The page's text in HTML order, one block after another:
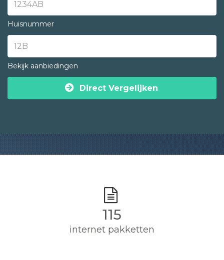
Huisnummer
Bekijk aanbiedingen
Direct Vergelijken
115
internet pakketten